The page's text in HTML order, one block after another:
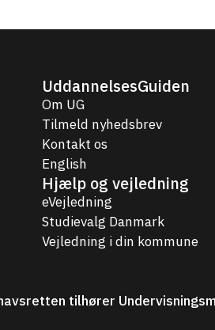
UddannelsesGuiden
Om UG
Tilmeld nyhedsbrev
Kontakt os
English
Hjælp og vejledning
eVejledning
Studievalg Danmark
Vejledning i din kommune
tilhører